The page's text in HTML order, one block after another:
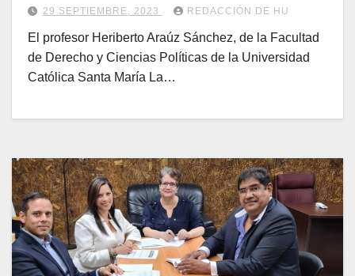
29 SEPTIEMBRE, 2023 REDACCIÓN DE HU
El profesor Heriberto Araúz Sánchez, de la Facultad
de Derecho y Ciencias Políticas de la Universidad
Católica Santa María La…